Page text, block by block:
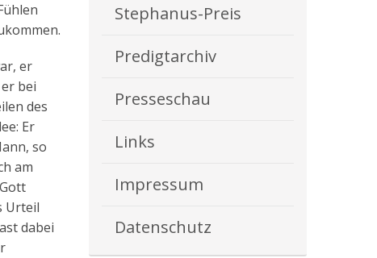
er
bei
des
Er
so
am
Urteil
dabei
Stephanus-Preis
Predigtarchiv
Presseschau
Links
Impressum
Datenschutz